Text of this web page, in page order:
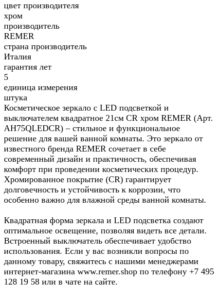
цвет производителя
хром
производитель
REMER
страна производитель
Италия
гарантия лет
5
единица измерения
штука
Косметическое зеркало с LED подсветкой и
выключателем квадратное 21см CR хром REMER (Арт.
AH75QLEDCR) – стильное и функциональное
решение для вашей ванной комнаты. Это зеркало от
известного бренда REMER сочетает в себе
современный дизайн и практичность, обеспечивая
комфорт при проведении косметических процедур.
Хромированное покрытие (CR) гарантирует
долговечность и устойчивость к коррозии, что
особенно важно для влажной среды ванной комнаты.
Квадратная форма зеркала и LED подсветка создают
оптимальное освещение, позволяя видеть все детали.
Встроенный выключатель обеспечивает удобство
использования. Если у вас возникли вопросы по
данному товару, свяжитесь с нашими менеджерами
интернет-магазина www.remer.shop по телефону +7 495
128 19 58 или в чате на сайте.